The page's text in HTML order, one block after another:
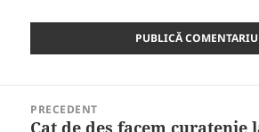
PRECEDENT
Articolul
Cat de des facem curatenie